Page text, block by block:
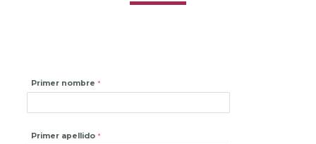
Primer nombre
Primer apellido